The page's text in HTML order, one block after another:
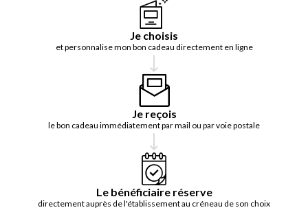
Je choisis
et personnalise mon bon cadeau directement en ligne
Je reçois
le bon cadeau immédiatement par mail ou par voie postale
Le bénéficiaire réserve
directement auprès de l'établissement au créneau de son choix